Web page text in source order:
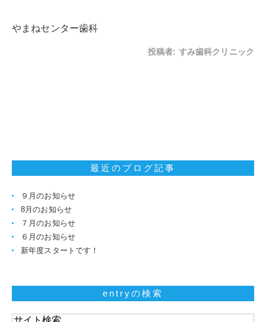
やまねセンター歯科
投稿者: すみ歯科クリニック
最近のブログ記事
９月のお知らせ
8月のお知らせ
７月のお知らせ
６月のお知らせ
新年度スタートです！
entryの検索